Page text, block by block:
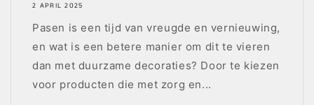
2 APRIL 2025
Pasen is een tijd van vreugde en vernieuwing,
en wat is een betere manier om dit te vieren
dan met duurzame decoraties? Door te kiezen
voor producten die met zorg en...